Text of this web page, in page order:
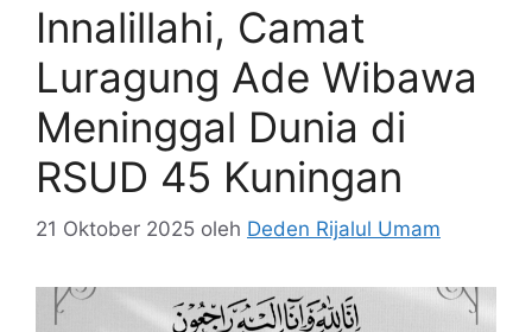
Innalillahi, Camat
Luragung Ade Wibawa
Meninggal Dunia di
RSUD 45 Kuningan
21 Oktober 2025 oleh Deden Rijalul Umam